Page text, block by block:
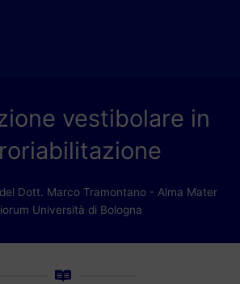
vestibolare in
Dott. Marco Tramontano - Alma Mater
Università di Bologna